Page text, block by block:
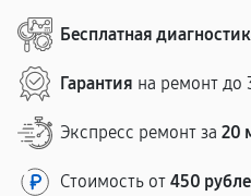
Бесплатная
Гарантия на ремонт до
Экспресс ремонт за 20
Стоимость от 450